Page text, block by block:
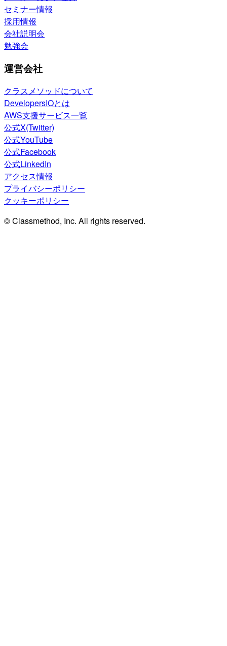
セミナー情報
採用情報
会社説明会
勉強会
運営会社
クラスメソッドについて
DevelopersIOとは
AWS支援サービス一覧
公式X(Twitter)
公式YouTube
公式Facebook
公式LinkedIn
アクセス情報
プライバシーポリシー
クッキーポリシー
© Classmethod, Inc. All rights reserved.